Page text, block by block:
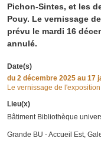
Pichon-Sintes, et les
Pouy. Le vernissage
prévu le mardi 16
annulé.
Date(s)
du 2 décembre 2025 au 17
Le vernissage de
Lieu(x)
Bâtiment Bibliothèque
Grande BU - Accueil Est,